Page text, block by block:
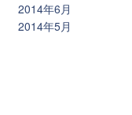
2014年6月
2014年5月